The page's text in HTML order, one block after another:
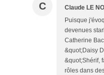
C Claude LE
Puisque
devenues
Catherine
&quot;Daisy
&quot;Shérif,
rôles dans